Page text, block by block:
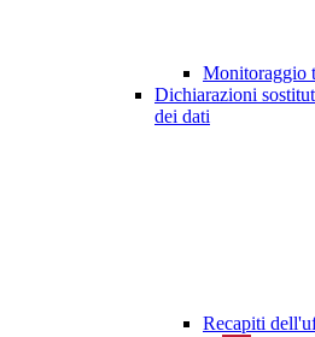
Monitoraggio
Dichiarazioni
dei dati
Recapiti